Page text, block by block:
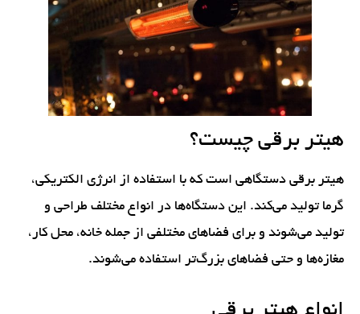
هیتر برقی چیست؟
هیتر برقی دستگاهی است که با استفاده از انرژی الکتریکی،
گرما تولید می‌کند. این دستگاه‌ها در انواع مختلف طراحی و
تولید می‌شوند و برای فضاهای مختلفی از جمله خانه، محل کار،
مغازه‌ها و حتی فضاهای بزرگ‌تر استفاده می‌شوند.